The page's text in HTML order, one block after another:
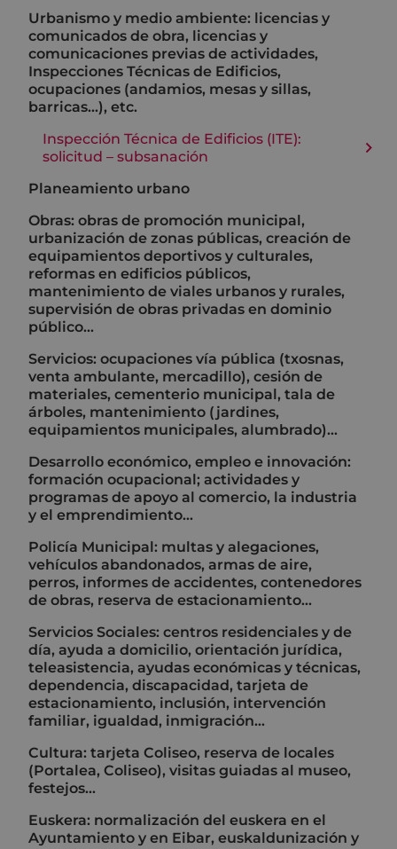
Urbanismo y medio ambiente: licencias y
comunicados de obra, licencias y
comunicaciones previas de actividades,
Inspecciones Técnicas de Edificios,
ocupaciones (andamios, mesas y sillas,
barricas...), etc.
Inspección Técnica de Edificios (ITE):
solicitud – subsanación
Planeamiento urbano
Obras: obras de promoción municipal,
urbanización de zonas públicas, creación de
equipamientos deportivos y culturales,
reformas en edificios públicos,
mantenimiento de viales urbanos y rurales,
supervisión de obras privadas en dominio
público...
Servicios: ocupaciones vía pública (txosnas,
venta ambulante, mercadillo), cesión de
materiales, cementerio municipal, tala de
árboles, mantenimiento (jardines,
equipamientos municipales, alumbrado)...
Desarrollo económico, empleo e innovación:
formación ocupacional; actividades y
programas de apoyo al comercio, la industria
y el emprendimiento...
Policía Municipal: multas y alegaciones,
vehículos abandonados, armas de aire,
perros, informes de accidentes, contenedores
de obras, reserva de estacionamiento...
Servicios Sociales: centros residenciales y de
día, ayuda a domicilio, orientación jurídica,
teleasistencia, ayudas económicas y técnicas,
dependencia, discapacidad, tarjeta de
estacionamiento, inclusión, intervención
familiar, igualdad, inmigración...
Cultura: tarjeta Coliseo, reserva de locales
(Portalea, Coliseo), visitas guiadas al museo,
festejos...
Euskera: normalización del euskera en el
Ayuntamiento y en Eibar, euskaldunización y